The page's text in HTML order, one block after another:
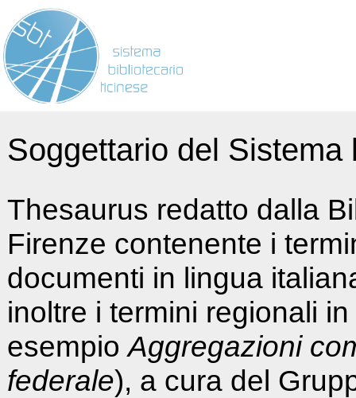
Soggettario del
Thesaurus redatto dalla
Firenze contenente i
documenti in lingua
inoltre i termini regionali
esempioAggregazioni
federale), a cura del